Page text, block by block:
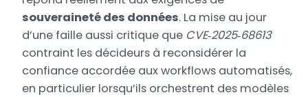
souveraineté des données. La mise au jour
d’une faille aussi critique que CVE‑2025‑68613
contraint les décideurs à reconsidérer la
confiance accordée aux workflows automatisés,
en particulier lorsqu’ils orchestrent des modèles